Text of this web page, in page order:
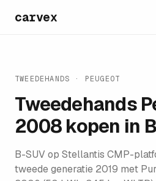
carvex
TWEEDEHANDS · PEUGEOT
Tweedehands
2008 kopen in
B-SUV op Stellantis CMP-
tweede generatie 2019 met